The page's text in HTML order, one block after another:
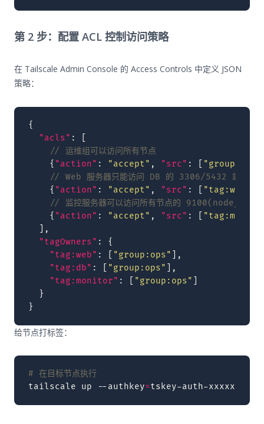
第 2 步：配置 ACL 控制访问策略
在 Tailscale Admin Console 的 Access Controls 中定义 JSON
策略：
{
"acls" :
// 运维组可以访问所有节点
{ "action" : "accept" , "src" : "group:ops"
// Web 服务器只能访问 DB 的 3306/5432 端口
{ "action" : "accept" , "src" : "tag:web"
// 监控服务器可以访问所有节点的
{ "action" : "accept" , "src" :
],
"tagOwners" :
{
"tag:web" : "group:ops"
],
"tag:db" : "group:ops"
],
"tag:monitor" : "group:ops"
}
}
给节点打标签：
# 在目标节点执行
tailscale
up --authkey=tskey-auth-xxxxx